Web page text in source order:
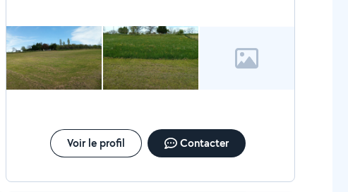
Voir le profil Contacter